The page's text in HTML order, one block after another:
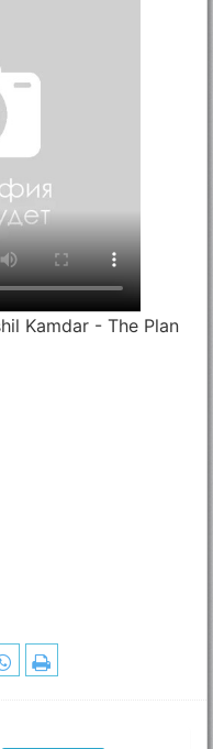
Kamdar - The Plan